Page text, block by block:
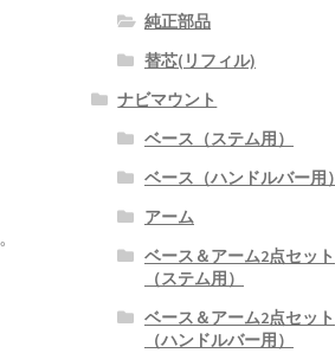
純正部品
替芯(リフィル)
ナビマウント
ベース（ステム用）
ベース（ハンドルバー用）
アーム
ベース＆アーム2点セット
（ステム用）
ベース＆アーム2点セット
（ハンドルバー用）